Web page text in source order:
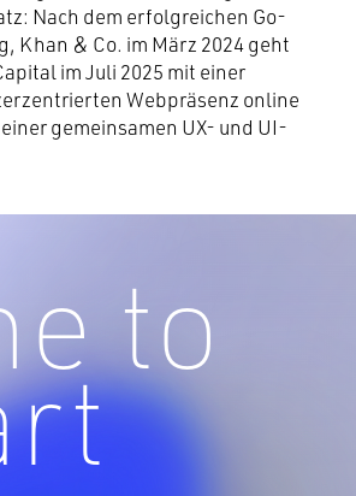
Nach dem erfolgreichen Go-
Khan & Co. im März 2024 geht
im Juli 2025 mit einer
Webpräsenz online
gemeinsamen UX- und UI-
to